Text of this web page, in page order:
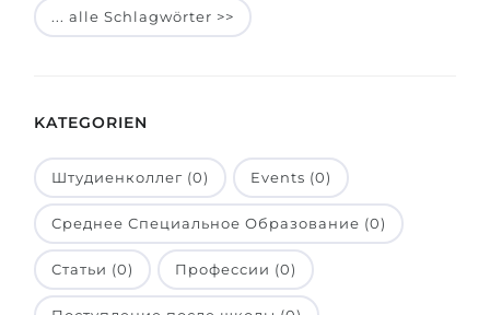
BERATUNG!
BERATUNG BUCHEN
... alle Schlagwörter >>
KATEGORIEN
Штудиенколлег (0) Events (0)
Среднее Специальное Образование (0)
Статьи (0) Профессии (0)